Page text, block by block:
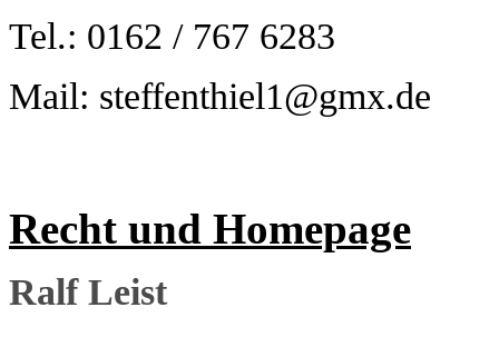
Tel.: 0162 / 767 6283
Mail: steffenthiel1@gmx.de
Recht und Homepage
Ralf Leist